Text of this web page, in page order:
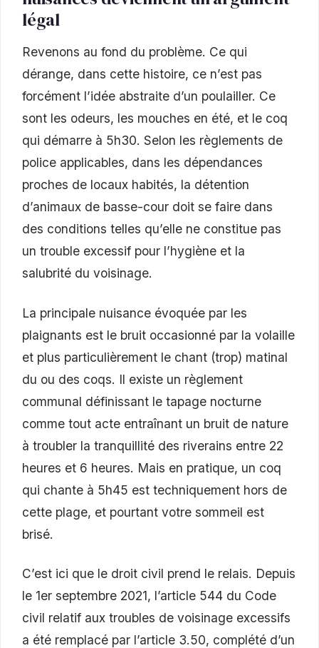
légal
Revenons au fond du problème. Ce qui
dérange, dans cette histoire, ce n’est pas
forcément l’idée abstraite d’un poulailler. Ce
sont les odeurs, les mouches en été, et le coq
qui démarre à 5h30. Selon les règlements de
police applicables, dans les dépendances
proches de locaux habités, la détention
d’animaux de basse-cour doit se faire dans
des conditions telles qu’elle ne constitue pas
un trouble excessif pour l’hygiène et la
salubrité du voisinage.
La principale nuisance évoquée par les
plaignants est le bruit occasionné par la volaille
et plus particulièrement le chant (trop) matinal
du ou des coqs. Il existe un règlement
communal définissant le tapage nocturne
comme tout acte entraînant un bruit de nature
à troubler la tranquillité des riverains entre 22
heures et 6 heures. Mais en pratique, un coq
qui chante à 5h45 est techniquement hors de
cette plage, et pourtant votre sommeil est
brisé.
C’est ici que le droit civil prend le relais. Depuis
le 1er septembre 2021, l’article 544 du Code
civil relatif aux troubles de voisinage excessifs
a été remplacé par l’article 3.50, complété d’un